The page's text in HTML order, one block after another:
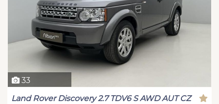
33
Land Rover Discovery 2.7 TDV6 S AWD AUT CZ